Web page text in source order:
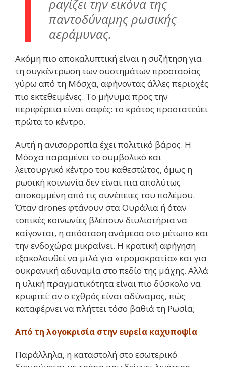
ραγίζει την εικόνα της
παντοδύναμης ρωσικής
αεράμυνας.
Ακόμη πιο αποκαλυπτική είναι η συζήτηση για
τη συγκέντρωση των συστημάτων προστασίας
γύρω από τη Μόσχα, αφήνοντας άλλες περιοχές
πιο εκτεθειμένες. Το μήνυμα προς την
περιφέρεια είναι σαφές: το κράτος προστατεύει
πρώτα το κέντρο.
Αυτή η ανισορροπία έχει πολιτικό βάρος. Η
Μόσχα παραμένει το συμβολικό και
λειτουργικό κέντρο του καθεστώτος, όμως η
ρωσική κοινωνία δεν είναι πια απολύτως
αποκομμένη από τις συνέπειες του πολέμου.
Όταν drones φτάνουν στα Ουράλια ή όταν
τοπικές κοινωνίες βλέπουν διυλιστήρια να
καίγονται, η απόσταση ανάμεσα στο μέτωπο και
την ενδοχώρα μικραίνει. Η κρατική αφήγηση
εξακολουθεί να μιλά για «τρομοκρατία» και για
ουκρανική αδυναμία στο πεδίο της μάχης. Αλλά
η υλική πραγματικότητα είναι πιο δύσκολο να
κρυφτεί: αν ο εχθρός είναι αδύναμος, πώς
καταφέρνει να πλήττει τόσο βαθιά τη Ρωσία;
Από τη λογοκρισία στην ευρεία καχυποψία
Παράλληλα, η καταστολή στο εσωτερικό